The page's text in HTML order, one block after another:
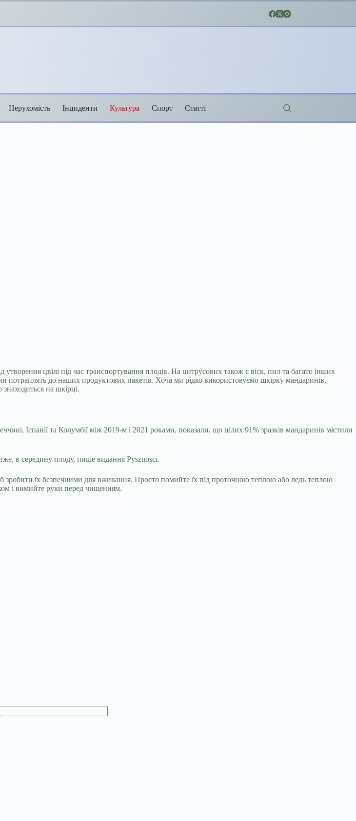
Нерухомість Інциденти Культура Спорт Статті
цвілі під час транспортування плодів. На цитрусових також є віск, пил та багато інших
потраплять до наших продуктових пакетів. Хоча ми рідко використовуємо шкірку мандаринів,
на шкірці.
Іспанії та Колумбії між 2019-м і 2021 роками, показали, що цілих 91% зразків мандаринів містили
в середину плоду, пише видання Pysznosci.
їх безпечними для вживання. Просто помийте їх під проточною теплою або ледь теплою
і вимийте руки перед чищенням.